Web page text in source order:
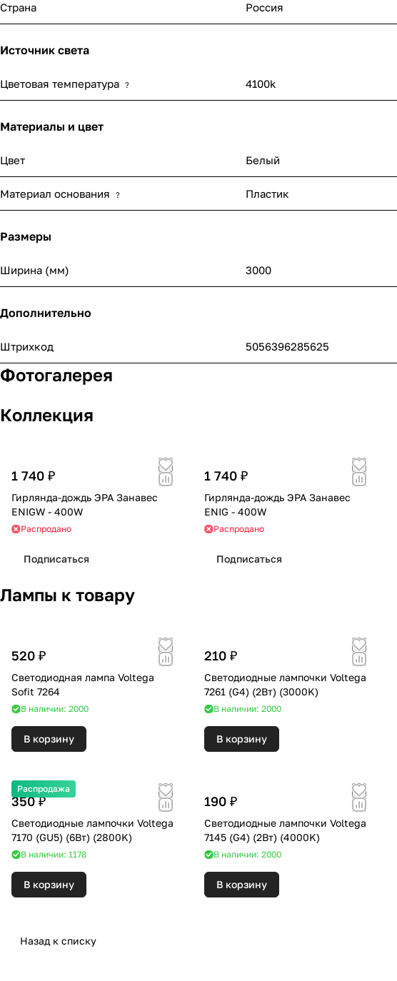
Страна Россия
Источник света
Цветовая температура ? 4100k
Материалы и цвет
Цвет Белый
Материал основания ? Пластик
Размеры
Ширина (мм) 3000
Дополнительно
Штрихкод 5056396285625
Фотогалерея
Коллекция
1 740 ₽
Гирлянда-дождь ЭРА Занавес
ЕNIGW - 400W
Распродано
Подписаться
1 740 ₽
Гирлянда-дождь ЭРА Занавес
ЕNIG - 400W
Распродано
Подписаться
Лампы к товару
520 ₽
Светодиодная лампа Voltega
Sofit 7264
В наличии: 2000
В корзину
210 ₽
Светодиодные лампочки Voltega
7261 (G4) (2Вт) (3000K)
В наличии: 2000
В корзину
Распродажа
350 ₽
Светодиодные лампочки Voltega
7170 (GU5) (6Вт) (2800K)
В наличии: 1178
В корзину
190 ₽
Светодиодные лампочки Voltega
7145 (G4) (2Вт) (4000K)
В наличии: 2000
В корзину
Назад к списку